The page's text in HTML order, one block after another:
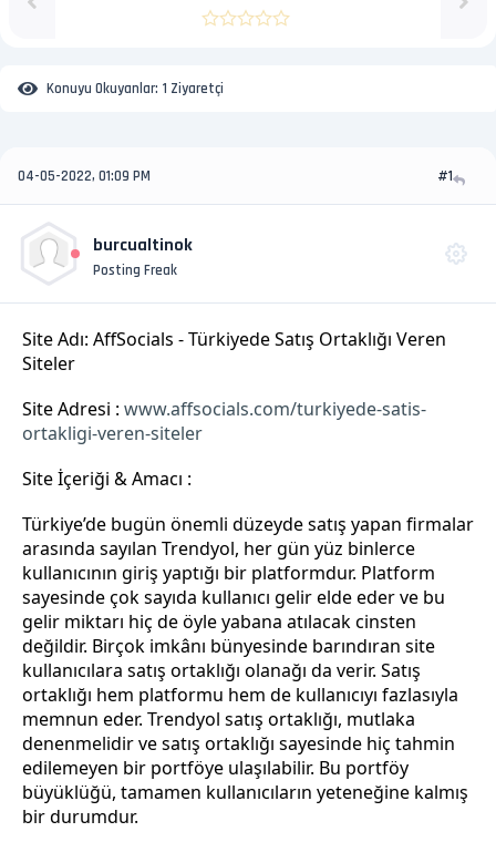
Konuyu Okuyanlar: 1 Ziyaretçi
04-05-2022, 01:09 PM #1
burcualtinok
Posting Freak
Site Adı: AffSocials - Türkiyede Satış Ortaklığı Veren
Siteler
Site Adresi : www.affsocials.com/turkiyede-satis-
ortakligi-veren-siteler
Site İçeriği & Amacı :
Türkiye’de bugün önemli düzeyde satış yapan firmalar
arasında sayılan Trendyol, her gün yüz binlerce
kullanıcının giriş yaptığı bir platformdur. Platform
sayesinde çok sayıda kullanıcı gelir elde eder ve bu
gelir miktarı hiç de öyle yabana atılacak cinsten
değildir. Birçok imkânı bünyesinde barındıran site
kullanıcılara satış ortaklığı olanağı da verir. Satış
ortaklığı hem platformu hem de kullanıcıyı fazlasıyla
memnun eder. Trendyol satış ortaklığı, mutlaka
denenmelidir ve satış ortaklığı sayesinde hiç tahmin
edilemeyen bir portföye ulaşılabilir. Bu portföy
büyüklüğü, tamamen kullanıcıların yeteneğine kalmış
bir durumdur.